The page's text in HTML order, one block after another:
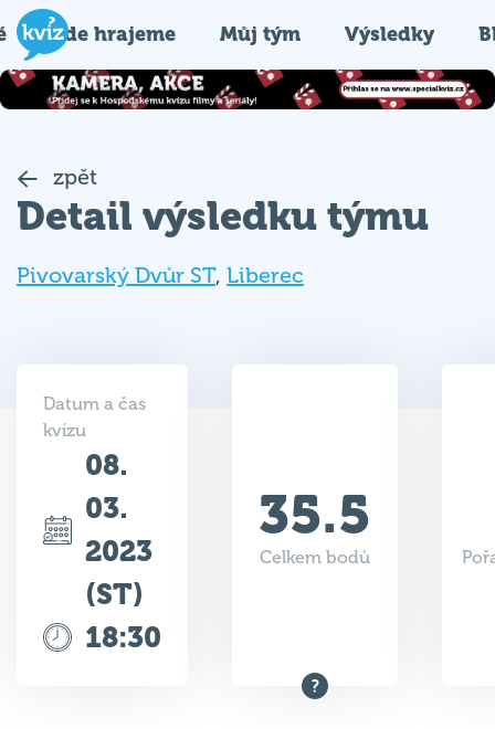
Kde hrajeme Můj tým Výsledky
zpět
Detail výsledku týmu
Pivovarský Dvůr ST, Liberec
Datum a čas
kvízu
08.
03.
2023
(ST)
18:30
35.5
Celkem bodů